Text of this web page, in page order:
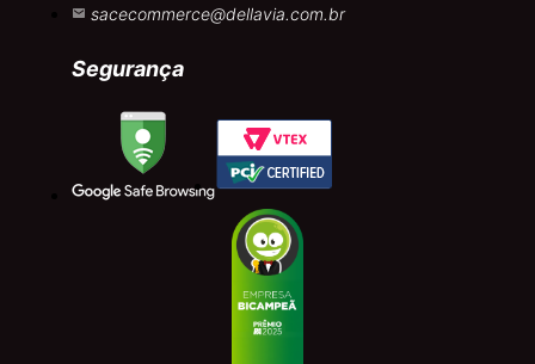
sacecommerce@dellavia.com.br
Segurança